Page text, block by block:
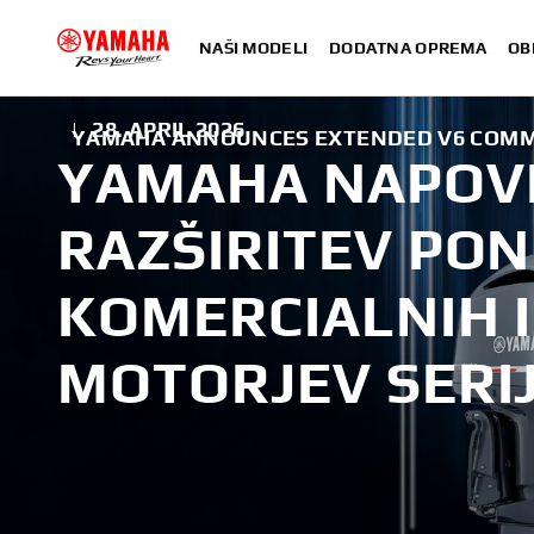
NAŠI MODELI DODATNA OPREMA
YAMAHA ANNOUNCES EXTENDED V6
| 28. APRIL 2026
YAMAHA
RAZŠIRITEV
KOMERCIALNIH
MOTORJEV